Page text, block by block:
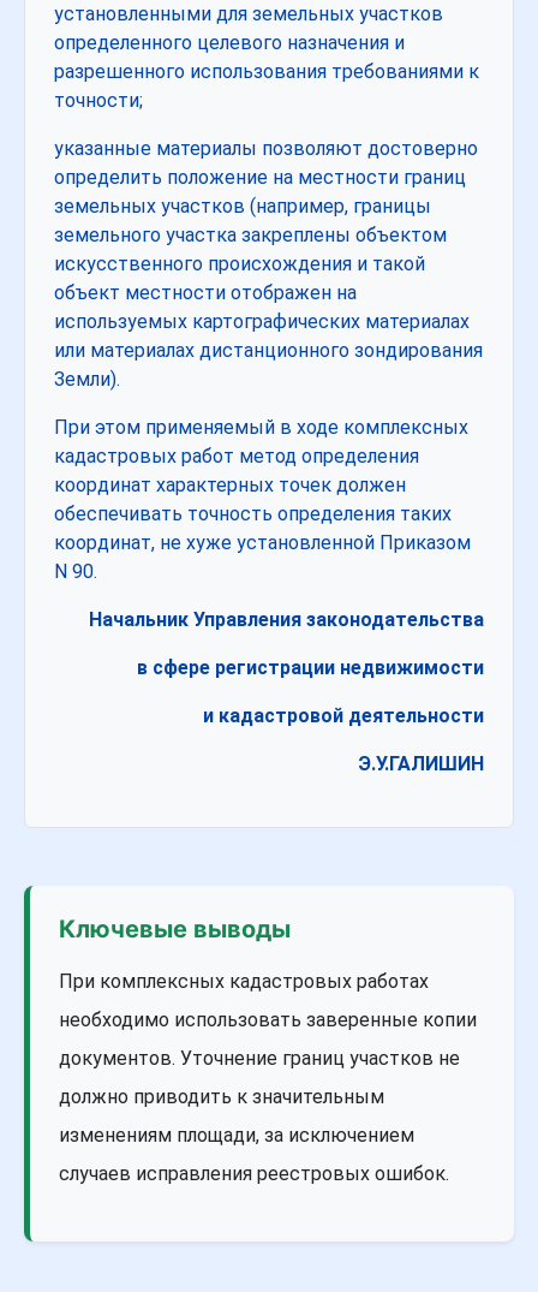
установленными для земельных участков
определенного целевого назначения и
разрешенного использования требованиями к
точности;
указанные материалы позволяют достоверно
определить положение на местности границ
земельных участков (например, границы
земельного участка закреплены объектом
искусственного происхождения и такой
объект местности отображен на
используемых картографических материалах
или материалах дистанционного зондирования
Земли).
При этом применяемый в ходе комплексных
кадастровых работ метод определения
координат характерных точек должен
обеспечивать точность определения таких
координат, не хуже установленной Приказом
N 90.
Начальник Управления законодательства
в сфере регистрации недвижимости
и кадастровой деятельности
Э.У.ГАЛИШИН
Ключевые выводы
При комплексных кадастровых работах
необходимо использовать заверенные копии
документов. Уточнение границ участков не
должно приводить к значительным
изменениям площади, за исключением
случаев исправления реестровых ошибок.